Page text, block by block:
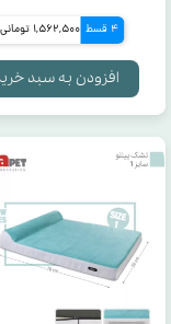
4 قسط 1,562,500 تومانی
افزودن به سبد